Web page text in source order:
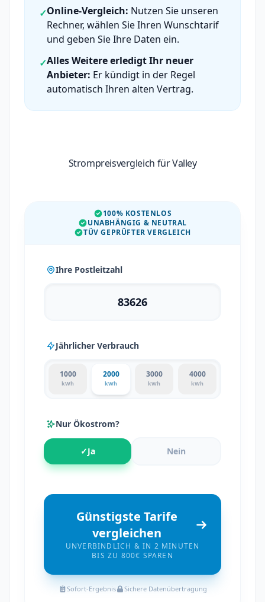
✓Online-Vergleich: Nutzen Sie unseren
Rechner, wählen Sie Ihren Wunschtarif
und geben Sie Ihre Daten ein.
✓Alles Weitere erledigt Ihr neuer
Anbieter: Er kündigt in der Regel
automatisch Ihren alten Vertrag.
Strompreisvergleich für Valley
100% KOSTENLOS
UNABHÄNGIG & NEUTRAL
TÜV GEPRÜFTER VERGLEICH
Ihre Postleitzahl
Jährlicher Verbrauch
1000
kWh
2000
kWh
3000
kWh
4000
kWh
Nur Ökostrom?
✓Ja Nein
Günstigste Tarife
vergleichen
UNVERBINDLICH & IN 2 MINUTEN
BIS ZU 800€ SPAREN
Sofort-Ergebnis Sichere Datenübertragung